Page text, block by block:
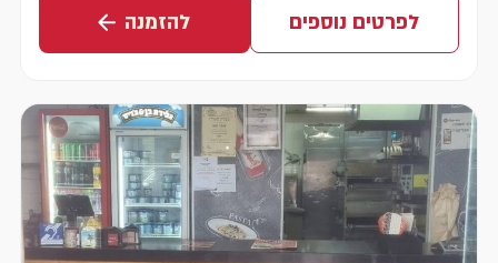
לפרטים נוספים להזמנה